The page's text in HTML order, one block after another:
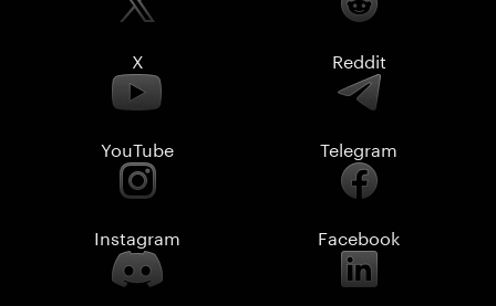
X Reddit
YouTube Telegram
Instagram Facebook